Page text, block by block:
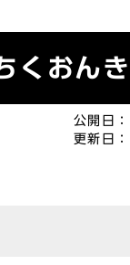
くおんき
公開日：
更新日：